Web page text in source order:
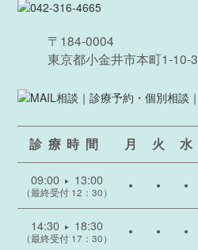
〒184-0004
東京都小金井市本町1-10-3
診療時間 月 火 水
09:00 ▶ 13:00
（最終受付 12：30）
● ● ●
14:30 ▶ 18:30
（最終受付 17：30）
● ● ●